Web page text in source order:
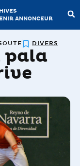
ANNONCEUR
DIVERS
pala